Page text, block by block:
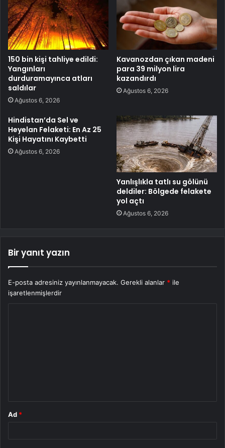
150 bin kişi tahliye edildi:
Yangınları
durduramayınca atları
saldılar
Ağustos 6, 2026
Kavanozdan çıkan madeni
para 39 milyon lira
kazandırdı
Ağustos 6, 2026
Hindistan’da Sel ve
Heyelan Felaketi: En Az 25
Kişi Hayatını Kaybetti
Ağustos 6, 2026
Yanlışlıkla tatlı su gölünü
deldiler: Bölgede felakete
yol açtı
Ağustos 6, 2026
Bir yanıt yazın
E-posta adresiniz yayınlanmayacak. Gerekli alanlar * ile
işaretlenmişlerdir
Ad *